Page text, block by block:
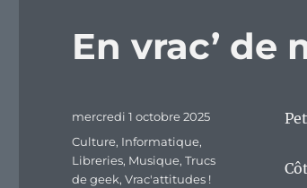
En vrac’
Publié
mercredi 1 octobre 2025
Catégories
Culture, Informatique,
Libreries, Musique,Trucs
de geek,Vrac'attitudes !